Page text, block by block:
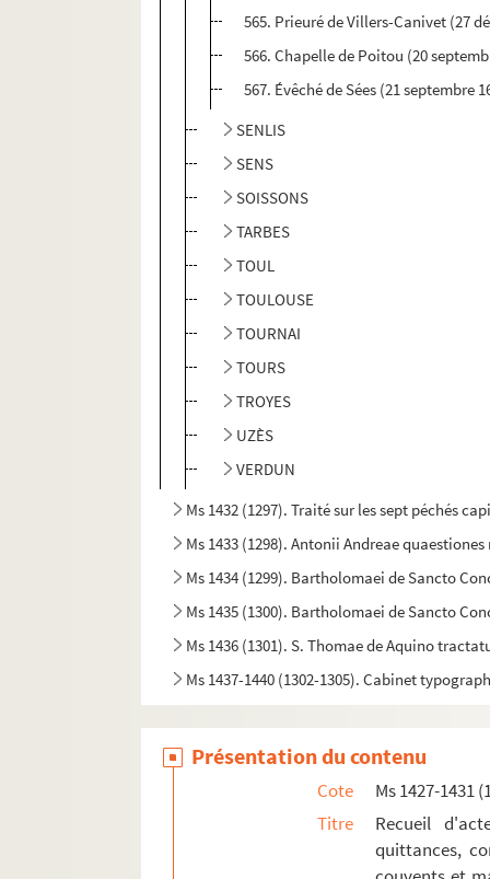
565. Prieuré de Villers-Canivet (27
566. Chapelle de Poitou (20
567. Évêché de Sées (21 septembre
SENLIS
SENS
SOISSONS
TARBES
TOUL
TOULOUSE
TOURNAI
TOURS
TROYES
UZÈS
VERDUN
Ms 1432 (1297). Traité sur les sept péchés
Ms 1433 (1298). Antonii Andreae
Ms 1434 (1299). Bartholomaei de Sancto
Ms 1435 (1300). Bartholomaei de Sancto
Ms 1436 (1301). S. Thomae de Aquino
Ms 1437-1440 (1302-1305). Cabinet
Ms 1442 (1307). « Decisiones Rote romane
Ms 1443 (1308). « Wilhelmus Horboch.
Ms 1444 (1309). Sermons
Ms 1445 (1310). Speculum fratrum Minorum
Présentation du contenu
Cote
Ms 1427-1431
Titre
Recueil
quittances,